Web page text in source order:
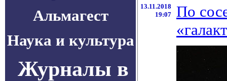
Альмагест
Наука и культура
Журналы в
13.11.2018
19:07
По